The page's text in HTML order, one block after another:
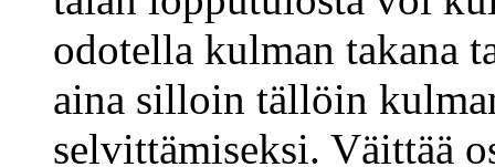
odotella kulman takana
aina silloin tällöin
selvittämiseksi. Väittää